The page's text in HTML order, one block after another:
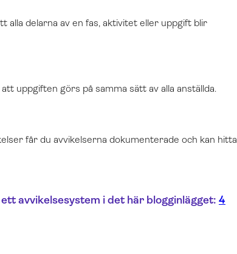
delarna av en fas, aktivitet eller uppgift blir
uppgiften görs på samma sätt av alla anställda.
får du avvikelserna dokumenterade och kan hitta
avvikelsesystem i det här blogginlägget: 4